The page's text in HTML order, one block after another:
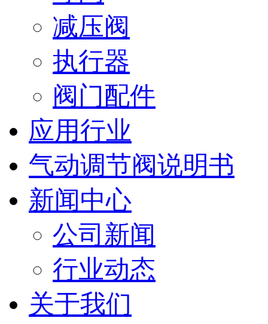
减压阀
执行器
阀门配件
应用行业
气动调节阀说明书
新闻中心
公司新闻
行业动态
关于我们